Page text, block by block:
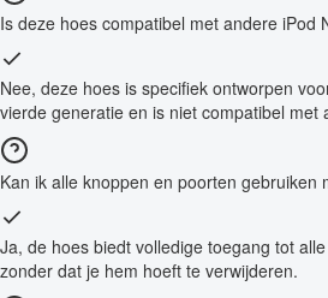
Is deze hoes compatibel met andere iPod
Nee, deze hoes is specifiek ontworpen
vierde generatie en is niet compatibel met
Kan ik alle knoppen en poorten gebruiken
Ja, de hoes biedt volledige toegang tot
zonder dat je hem hoeft te verwijderen.